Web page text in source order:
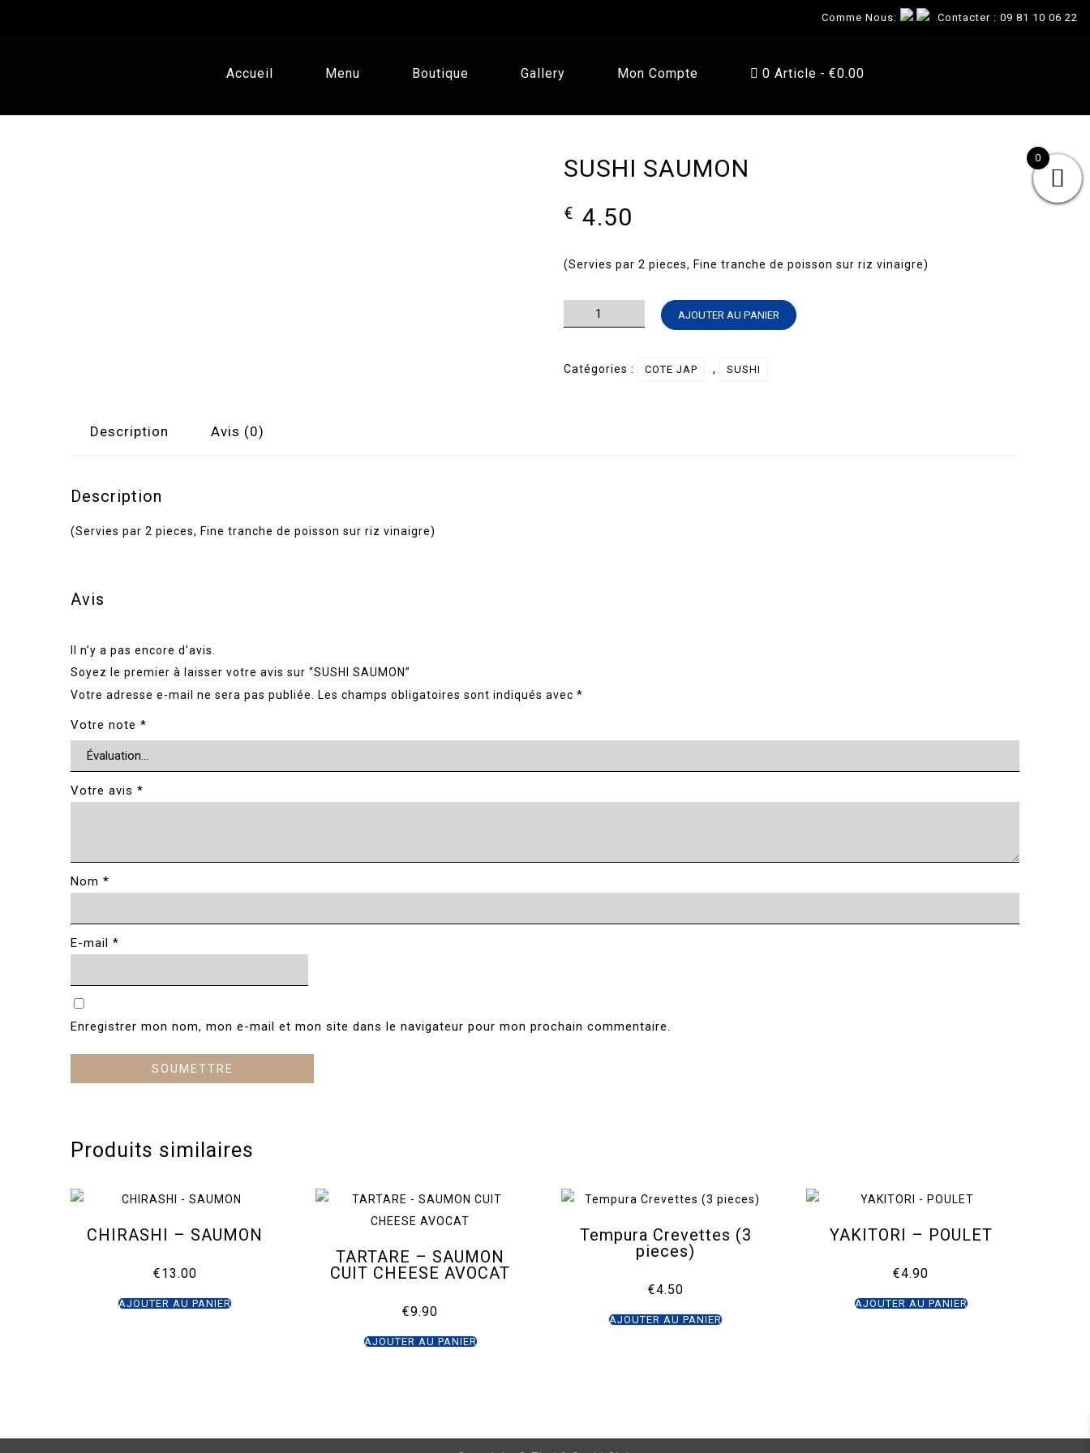
Comme Nous: Contacter : 09 81 10 06 22
Accueil Menu Boutique Gallery Mon Compte 0 Article €0.00
SUSHI SAUMON
€ 4.50
(Servies par 2 pieces, Fine tranche de poisson sur riz vinaigre)
quantité
de
SAUMON
AJOUTER AU PANIER
Catégories : COTE JAP , SUSHI
Description Avis (0)
Description
(Servies par 2 pieces, Fine tranche de poisson sur riz vinaigre)
Avis
Il n’y a pas encore d’avis.
Soyez le premier à laisser votre avis sur “SUSHI SAUMON”
Votre adresse e-mail ne sera pas publiée.
Les champs obligatoires sont indiqués avec *
Votre note *
Votre avis *
Nom *
E-mail *
Enregistrer mon nom, mon e-mail et mon site dans le navigateur pour mon prochain commentaire.
Produits similaires
CHIRASHI – SAUMON
€13.00
AJOUTER AU PANIER
TARTARE – SAUMON
CUIT CHEESE AVOCAT
€9.90
AJOUTER AU PANIER
Tempura Crevettes (3
pieces)
€4.50
AJOUTER AU PANIER
YAKITORI – POULET
€4.90
AJOUTER AU PANIER
0